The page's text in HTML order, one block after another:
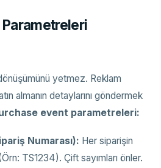
yetmez. Reklam
almanın detaylarını göndermek
event parametreleri:
Numarası): Her siparişin
TS1234). Çift sayımları önler.